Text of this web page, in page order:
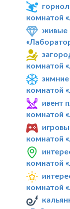
комнатой
живые
комнатой
комнатой
ивент
комнатой
комнатой
комнатой
комнатой